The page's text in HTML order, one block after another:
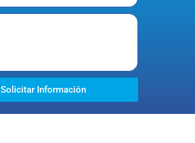
Solicitar Información